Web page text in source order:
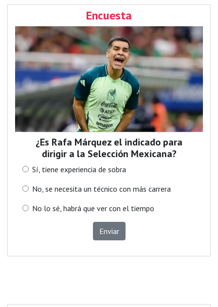
Encuesta
¿Es Rafa Márquez el indicado para
dirigir a la Selección Mexicana?
Sí, tiene experiencia de sobra
No, se necesita un técnico con más carrera
No lo sé, habrá que ver con el tiempo
Enviar